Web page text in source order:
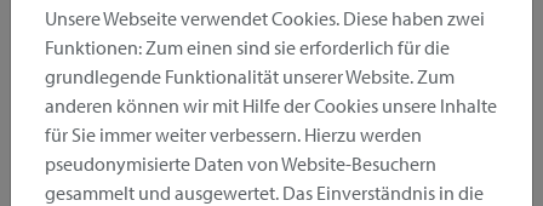
Produktkategorie
Montageposition
Unsere Webseite verwendet Cookies. Diese haben zwei
Funktionen: Zum einen sind sie erforderlich für die
grundlegende Funktionalität unserer Website. Zum
anderen können wir mit Hilfe der Cookies unsere Inhalte
für Sie immer weiter verbessern. Hierzu werden
pseudonymisierte Daten von Website-Besuchern
gesammelt und ausgewertet. Das Einverständnis in die